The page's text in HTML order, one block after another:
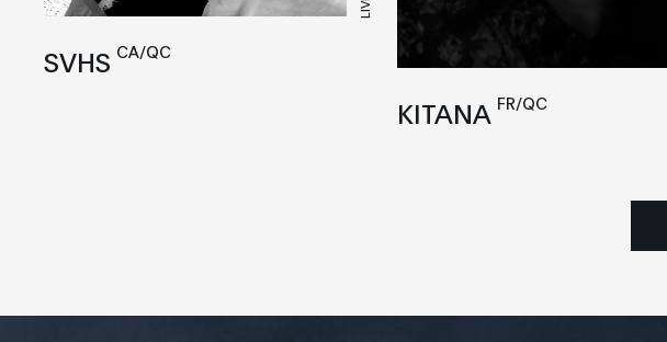
LIVE
SVHS CA/QC
KITANA FR/QC